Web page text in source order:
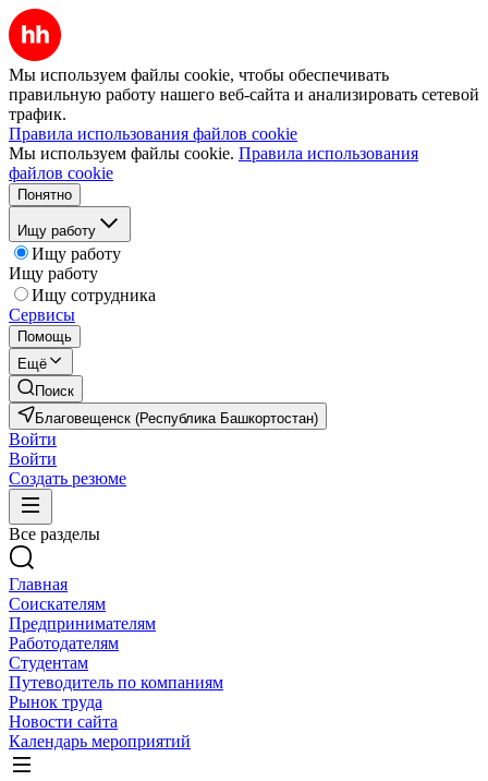
Мы используем файлы cookie, чтобы обеспечивать
правильную работу нашего веб-сайта и анализировать сетевой
трафик.
Правила использования файлов cookie
Мы используем файлы cookie. Правила использования
файлов cookie
Понятно
Ищу работу
Ищу работу
Ищу работу
Ищу сотрудника
Сервисы
Помощь
Ещё
Поиск
Благовещенск (Республика Башкортостан)
Войти
Войти
Создать резюме
Все разделы
Главная
Соискателям
Предпринимателям
Работодателям
Студентам
Путеводитель по компаниям
Рынок труда
Новости сайта
Календарь мероприятий